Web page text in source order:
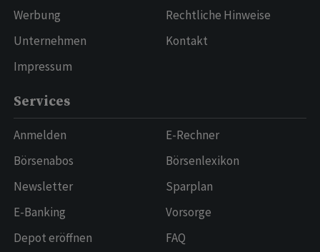
Werbung
Unternehmen
Impressum
Rechtliche Hinweise
Kontakt
Services
Anmelden
Börsenabos
Newsletter
E-Banking
Depot eröffnen
E-Rechner
Börsenlexikon
Sparplan
Vorsorge
FAQ